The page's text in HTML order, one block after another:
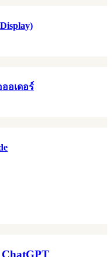
อเดอร์